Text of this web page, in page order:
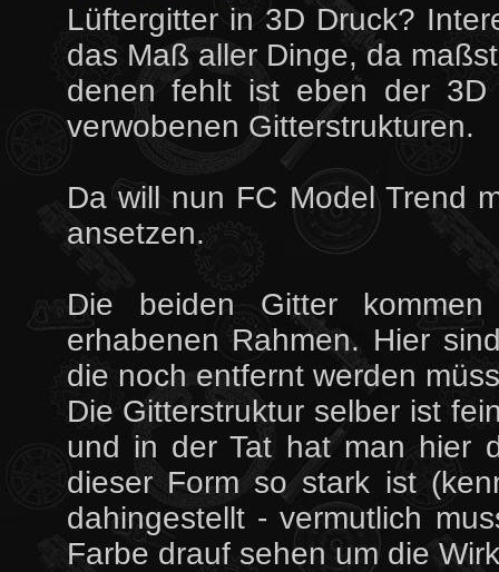
Lüftergitter in 3D Druck?
das Maß aller Dinge, da
denen fehlt ist eben der 3D
verwobenen Gitterstrukturen.
Da will nun FC Model Trend
ansetzen.
Die beiden Gitter
erhabenen Rahmen. Hier
die noch entfernt werden
Die Gitterstruktur selber ist
und in der Tat hat man hier
dieser Form so stark ist
dahingestellt - vermutlich
Farbe drauf sehen um die